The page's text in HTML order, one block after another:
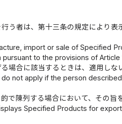
う者は、第十三条の規定により
import or sale of Specified
to the provisions of Article
場合に該当するときは、適用しな
not apply if the person
で陳列する場合において、その旨
Specified Products for